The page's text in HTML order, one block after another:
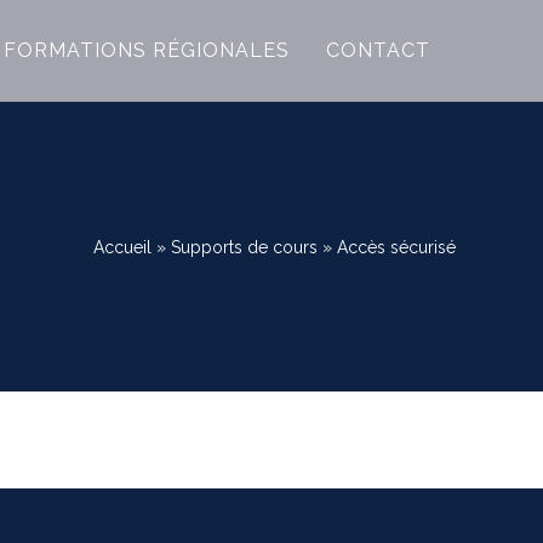
FORMATIONS RÉGIONALES CONTACT
Accueil » Supports de cours » Accès sécurisé